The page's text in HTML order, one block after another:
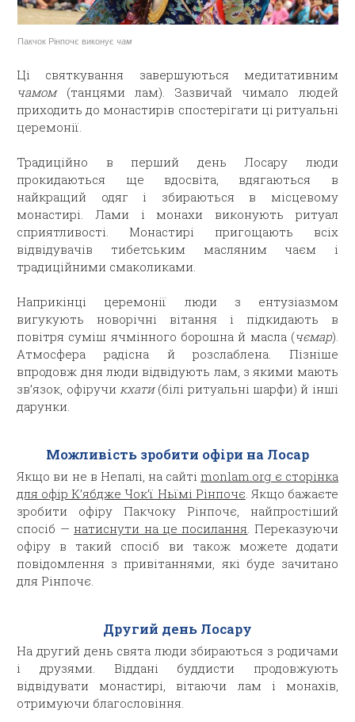
Пакчок Рінпочє виконує чам
Ці святкування завершуються медитативним
чамом (танцями лам). Зазвичай чимало людей
приходить до монастирів спостерігати ці ритуальні
церемонії.
Традиційно в перший день Лосару люди
прокидаються ще вдосвіта, вдягаються в
найкращий одяг і збираються в місцевому
монастирі. Лами і монахи виконують ритуал
сприятливості. Монастирі пригощають всіх
відвідувачів тибетським масляним чаєм і
традиційними смаколиками.
Наприкінці церемонії люди з ентузіазмом
вигукують новорічні вітання і підкидають в
повітря суміш ячмінного борошна й масла (чємар).
Атмосфера радісна й розслаблена. Пізніше
впродовж дня люди відвідують лам, з якими мають
зв’язок, офіручи кхати(білі ритуальні шарфи) й інші
дарунки.
Можливість зробити офіри на Лосар
Якщо ви не в Непалі, на сайті monlam.org є сторінка
для офір К’ябдже Чок’ї Ньїмі Рінпочє. Якщо бажаєте
зробити офіру Пакчоку Рінпочє, найпростіший
спосіб — натиснути на це посилання. Переказуючи
офіру в такий спосіб ви також можете додати
повідомлення з привітаннями, які буде зачитано
для Рінпочє.
Другий день Лосару
На другий день свята люди збираються з родичами
і друзями. Віддані буддисти продовжують
відвідувати монастирі, вітаючи лам і монахів,
отримуючи благословіння.